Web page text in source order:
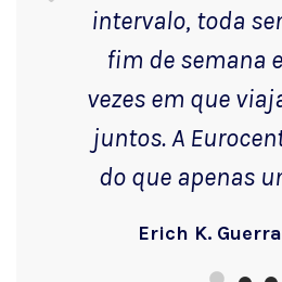
intervalo, toda
fim de semana
vezes em que
juntos. A
do que apenas
Erich K.